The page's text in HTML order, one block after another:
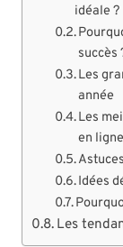
idéale ?
succès
Les
année
Les
en ligne
Idées
Les